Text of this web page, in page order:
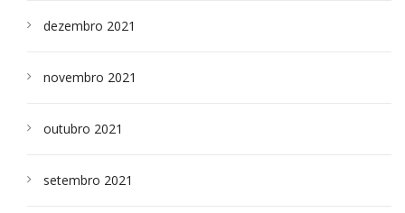
dezembro 2021
novembro 2021
outubro 2021
setembro 2021